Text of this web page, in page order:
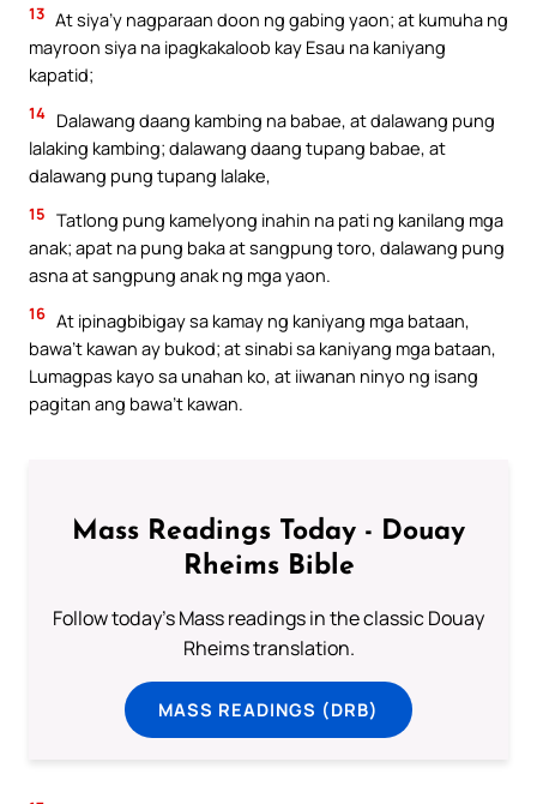
13 At siya’y nagparaan doon ng gabing yaon; at kumuha ng
mayroon siya na ipagkakaloob kay Esau na kaniyang
kapatid;
14 Dalawang daang kambing na babae, at dalawang pung
lalaking kambing; dalawang daang tupang babae, at
dalawang pung tupang lalake,
15 Tatlong pung kamelyong inahin na pati ng kanilang mga
anak; apat na pung baka at sangpung toro, dalawang pung
asna at sangpung anak ng mga yaon.
16 At ipinagbibigay sa kamay ng kaniyang mga bataan,
bawa’t kawan ay bukod; at sinabi sa kaniyang mga bataan,
Lumagpas kayo sa unahan ko, at iiwanan ninyo ng isang
pagitan ang bawa’t kawan.
Mass Readings Today - Douay
Rheims Bible
Follow today's Mass readings in the classic Douay
Rheims translation.
MASS READINGS (DRB)